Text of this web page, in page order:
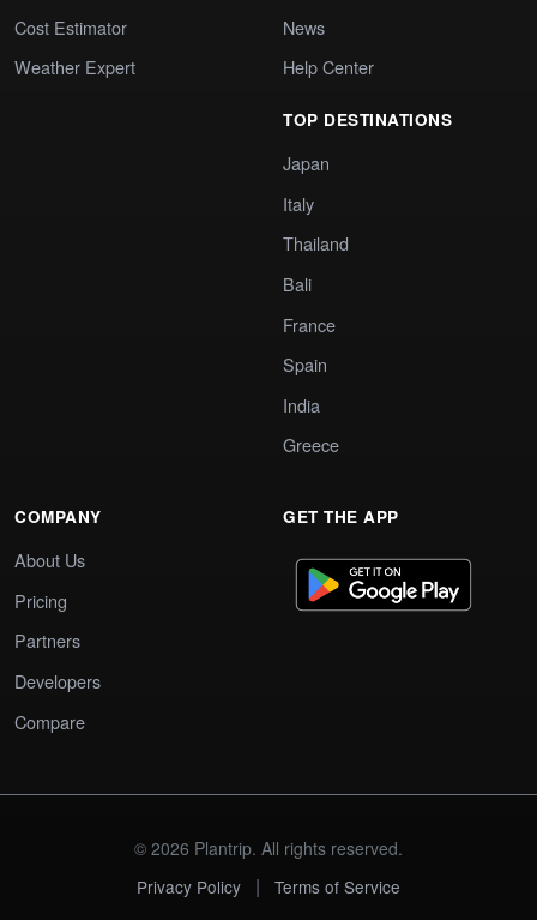
Cost Estimator
Weather Expert
News
Help Center
TOP DESTINATIONS
Japan
Italy
Thailand
Bali
France
Spain
India
Greece
COMPANY
About Us
Pricing
Partners
Developers
Compare
GET THE APP
© 2026 Plantrip. All rights reserved.
Privacy Policy
| Terms of Service